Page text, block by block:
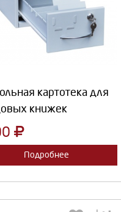
картотека для
книжек
Подробнее
количество: